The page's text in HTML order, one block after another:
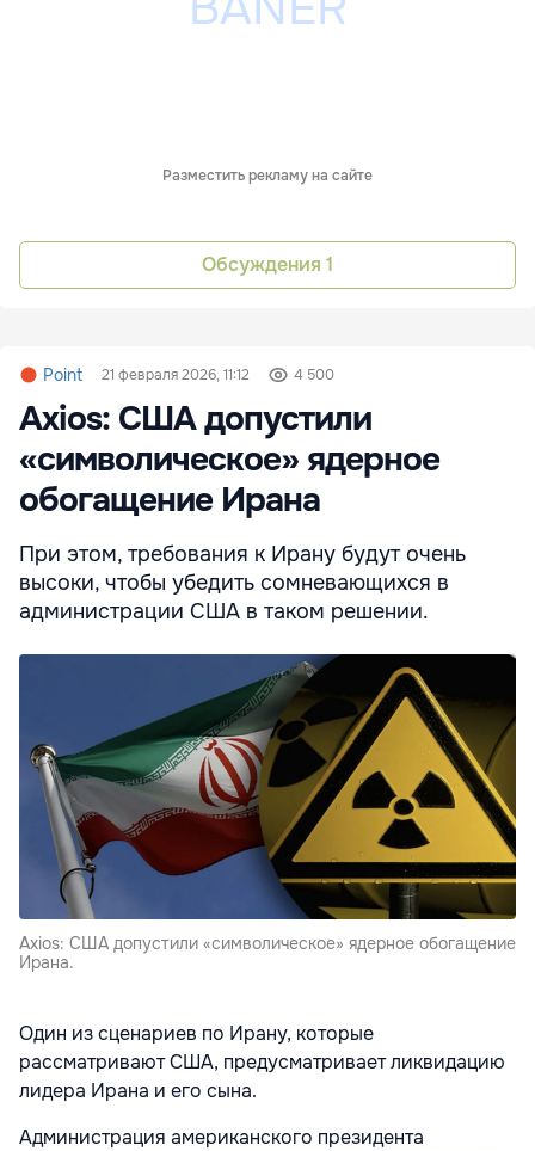
Разместить рекламу на сайте
Обсуждения 1
Point 21 февраля 2026, 11:12 4 500
Axios: США допустили
«символическое» ядерное
обогащение Ирана
При этом, требования к Ирану будут очень
высоки, чтобы убедить сомневающихся в
администрации США в таком решении.
Axios: США допустили «символическое» ядерное обогащение
Ирана.
Один из сценариев по Ирану, которые
рассматривают США, предусматривает ликвидацию
лидера Ирана и его сына.
Администрация американского президента